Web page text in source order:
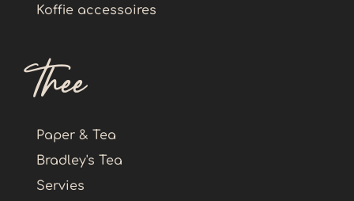
Koffie accessoires
Thee
Paper & Tea
Bradley's Tea
Servies